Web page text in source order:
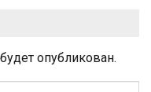
опубликован.